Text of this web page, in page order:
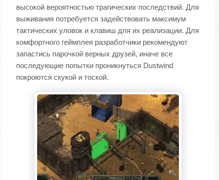
высокой вероятностью трагических последствий. Для
выживания потребуется задействовать максимум
тактических уловок и клавиш для их реализации. Для
комфортного геймплея разработчики рекомендуют
запастись парочкой верных друзей, иначе все
последующие попытки проникнуться Dustwind
покроются скукой и тоской.